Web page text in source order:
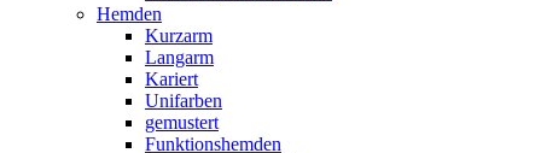
Hemden
Kurzarm
Langarm
Kariert
Unifarben
gemustert
Funktionshemden